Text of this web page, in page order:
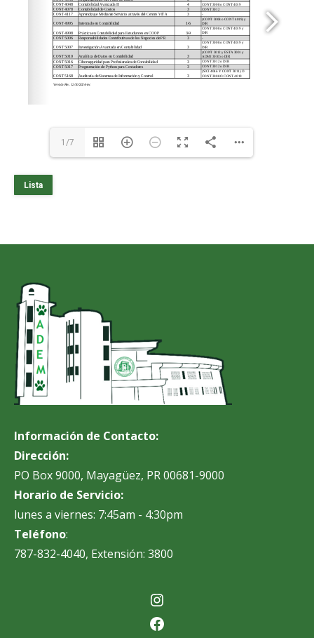
1/7
Lista
Información de Contacto:
Dirección:
PO Box 9000, Mayagüez, PR 00681-9000
Horario de Servicio:
lunes a viernes: 7:45am - 4:30pm
Teléfono:
787-832-4040, Extensión: 3800
Instagram
Facebook